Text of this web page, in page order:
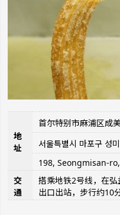
地
址
首尔特别市麻浦区成
서울특별시 마포구 성
198, Seongmisan-
交
通
搭乘地铁2号线，在弘
出口出站，步行约10